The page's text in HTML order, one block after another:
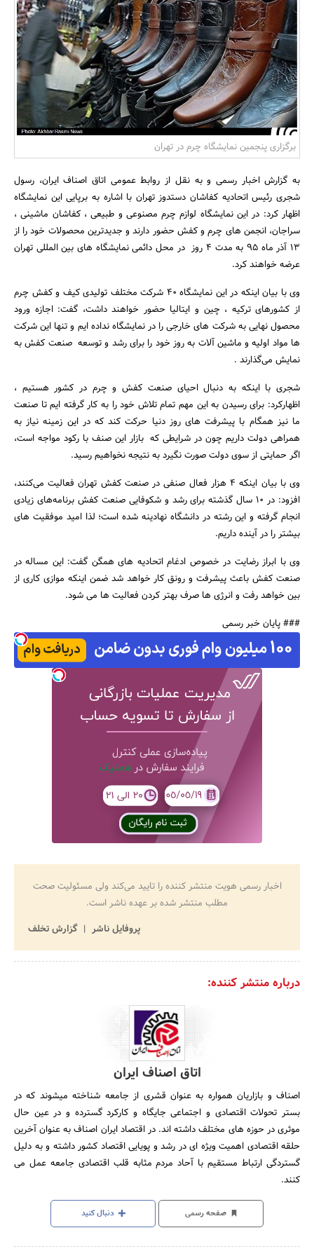
بانک، بیمه و سرمایه
مسکن و ساختمان
جستجو
برگزاری پنجمین نمایشگاه چرم در تهران
به گزارش اخبار رسمی و به نقل از روابط عمومی اتاق اصناف ایران، رسول
شجری رئیس اتحادیه کفاشان دستدوز تهران با اشاره به برپایی این نمایشگاه
اظهار کرد: در این نمایشگاه لوازم چرم مصنوعی و طبیعی ، کفاشان ماشینی ،
سراجان، انجمن های چرم و کفش حضور دارند و جدیدترین محصولات خود را از
13 آذر ماه 95 به مدت 4 روز در محل دائمی نمایشگاه های بین المللی تهران
عرضه خواهند کرد.
وی با بیان اینکه در این نمایشگاه 40 شرکت مختلف تولیدی کیف و کفش چرم
از کشورهای ترکیه ، چین و ایتالیا حضور خواهند داشت، گفت: اجازه ورود
محصول نهایی به شرکت های خارجی را در نمایشگاه نداده ایم و تنها این شرکت
ها مواد اولیه و ماشین آلات به روز خود را برای رشد و توسعه صنعت کفش به
نمایش می‌گذارند .
شجری با اینکه به دنبال احیای صنعت کفش و چرم در کشور هستیم ،
اظهارکرد: برای رسیدن به این مهم تمام تلاش خود را به کار گرفته ایم تا صنعت
ما نیز همگام با پیشرفت های روز دنیا حرکت کند که در این زمینه نیاز به
همراهی دولت داریم چون در شرایطی که بازار این صنف با رکود مواجه است،
اگر حمایتی از سوی دولت صورت نگیرد به نتیجه نخواهیم رسید.
وی با بیان اینکه 4 هزار فعال صنفی در صنعت کفش تهران فعالیت می‌کنند،
افزود: در 10 سال گذشته برای رشد و شکوفایی صنعت کفش برنامه‌های زیادی
انجام گرفته و این رشته در دانشگاه نهادینه شده است؛ لذا امید موفقیت های
بیشتر را در آینده داریم.
وی با ابراز رضایت در خصوص ادغام اتحادیه های همگن گفت: این مساله در
صنعت کفش باعث پیشرفت و رونق کار خواهد شد ضمن اینکه موازی کاری از
بین خواهد رفت و انرژی ها صرف بهتر کردن فعالیت ها می شود.
### پایان خبر رسمی
اخبار رسمی هویت منتشر کننده را تایید می‌کند ولی مسئولیت صحت
مطلب منتشر شده بر عهده ناشر است.
پروفایل ناشر
گزارش تخلف
درباره منتشر کننده:
اتاق اصناف ایران
اصناف و بازاریان همواره به عنوان قشری از جامعه شناخته میشوند که در
بستر تحولات اقتصادی و اجتماعی جایگاه و کارکرد گسترده و در عین حال
موثری در حوزه های مختلف داشته اند. در اقتصاد ایران اصناف به عنوان آخرین
حلقه اقتصادی اهمیت ویژه ای در رشد و پویایی اقتصاد کشور داشته و به دلیل
گستردگی ارتباط مستقیم با آحاد مردم مثابه قلب اقتصادی جامعه عمل می
کنند.
صفحه رسمی دنبال کنید